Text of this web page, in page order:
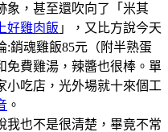
象，甚至還吹向了「米其
上好雞肉飯 」，又比方說今天
:銷魂雞飯85元（附半熟蛋
免費雞湯，辣醬也很棒。單
小吃店，光外場就十來個工
。
我也不是很清楚，畢竟不常